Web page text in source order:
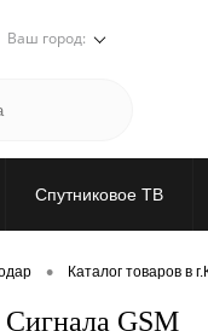
Ваш город:
Спутниковое ТВ
• Каталог товаров в
Сигнала GSM